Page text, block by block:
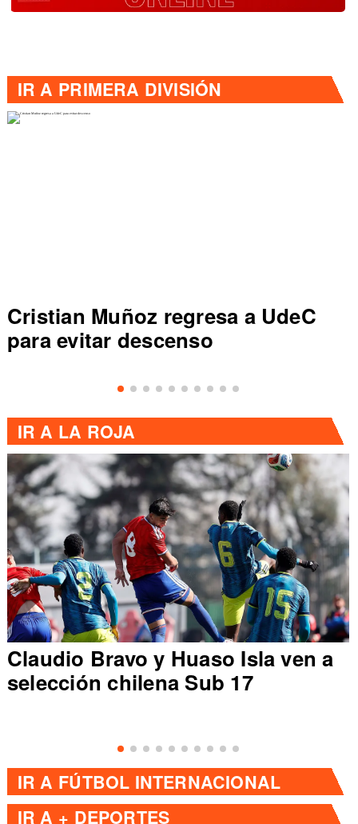
IR A PRIMERA DIVISIÓN
Cristian Muñoz regresa a UdeC
para evitar descenso
IR A LA ROJA
Claudio Bravo y Huaso Isla ven a
selección chilena Sub 17
IR A FÚTBOL INTERNACIONAL
IR A + DEPORTES